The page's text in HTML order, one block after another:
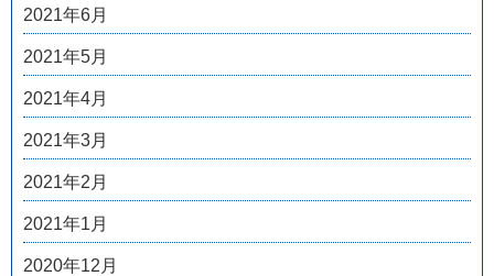
2021年6月
2021年5月
2021年4月
2021年3月
2021年2月
2021年1月
2020年12月